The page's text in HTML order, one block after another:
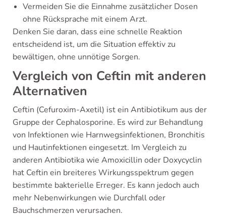
Vermeiden Sie die Einnahme zusätzlicher Dosen
ohne Rücksprache mit einem Arzt.
Denken Sie daran, dass eine schnelle Reaktion
entscheidend ist, um die Situation effektiv zu
bewältigen, ohne unnötige Sorgen.
Vergleich von Ceftin mit anderen
Alternativen
Ceftin (Cefuroxim-Axetil) ist ein Antibiotikum aus der
Gruppe der Cephalosporine. Es wird zur Behandlung
von Infektionen wie Harnwegsinfektionen, Bronchitis
und Hautinfektionen eingesetzt. Im Vergleich zu
anderen Antibiotika wie Amoxicillin oder Doxycyclin
hat Ceftin ein breiteres Wirkungsspektrum gegen
bestimmte bakterielle Erreger. Es kann jedoch auch
mehr Nebenwirkungen wie Durchfall oder
Bauchschmerzen verursachen.